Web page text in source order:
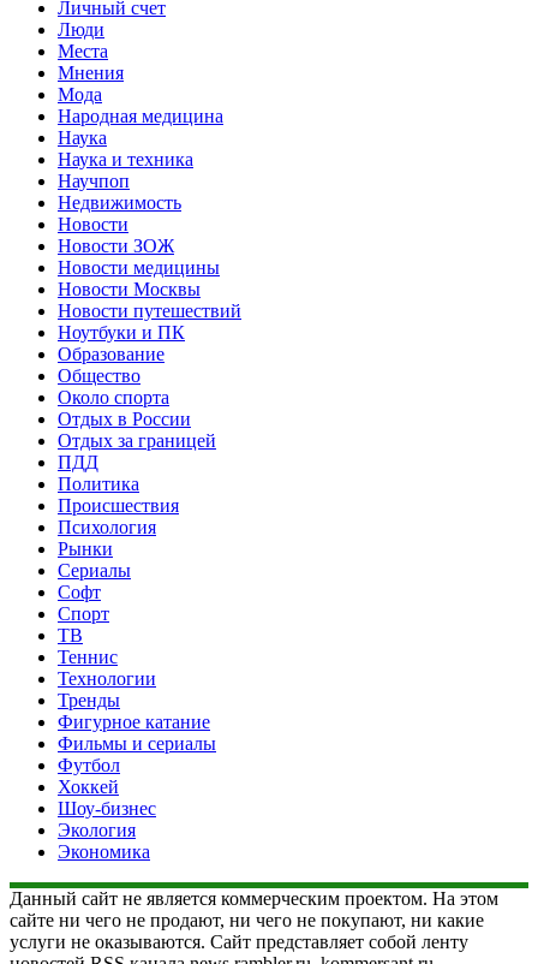
Личный счет
Люди
Места
Мнения
Мода
Народная медицина
Наука
Наука и техника
Научпоп
Недвижимость
Новости
Новости ЗОЖ
Новости медицины
Новости Москвы
Новости путешествий
Ноутбуки и ПК
Образование
Общество
Около спорта
Отдых в России
Отдых за границей
ПДД
Политика
Происшествия
Психология
Рынки
Сериалы
Софт
Спорт
ТВ
Теннис
Технологии
Тренды
Фигурное катание
Фильмы и сериалы
Футбол
Хоккей
Шоу-бизнес
Экология
Экономика
Данный сайт не является коммерческим проектом. На этом
сайте ни чего не продают, ни чего не покупают, ни какие
услуги не оказываются. Сайт представляет собой ленту